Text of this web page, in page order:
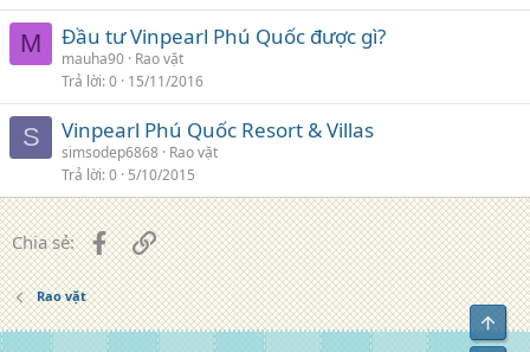
M Đầu tư Vinpearl Phú Quốc được gì?
mauha90 Rao vặt
Trả lời 0 15/11/2016
S Vinpearl Phú Quốc Resort & Villas
simsodep6868 Rao vặt
Trả lời 0 5/10/2015
Chia sẻ: FacebookLiên kết
Rao vặt
Top